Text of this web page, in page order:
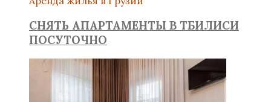
СНЯТЬ АПАРТАМЕНТЫ В ТБИЛИСИ
ПОСУТОЧНО